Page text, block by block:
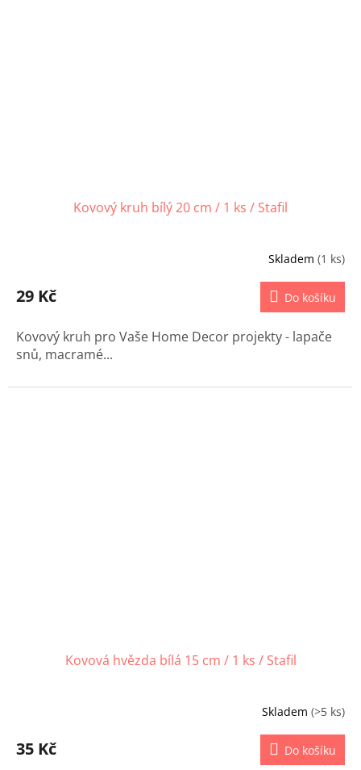
Kovový kruh bílý 20 cm / 1 ks / Stafil
Skladem (1 ks)
29 Kč Do košíku
Kovový kruh pro Vaše Home Decor projekty - lapače
snů, macramé...
Kovová hvězda bílá 15 cm / 1 ks / Stafil
Skladem (>5 ks)
35 Kč Do košíku